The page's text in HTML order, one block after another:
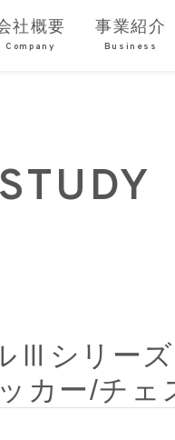
社概要
Company
事業紹介
Business
Ⅲシリー
カー/チェ